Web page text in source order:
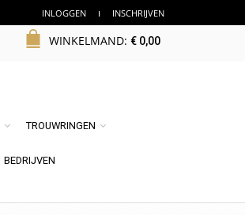
INLOGGEN INSCHRIJVEN
WINKELMAND: € 0,00
TROUWRINGEN
BEDRIJVEN